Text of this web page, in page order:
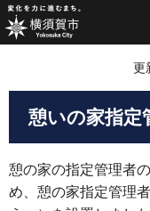
更
憩いの家指定
憩の家の指定管理者
め、憩の家指定管理